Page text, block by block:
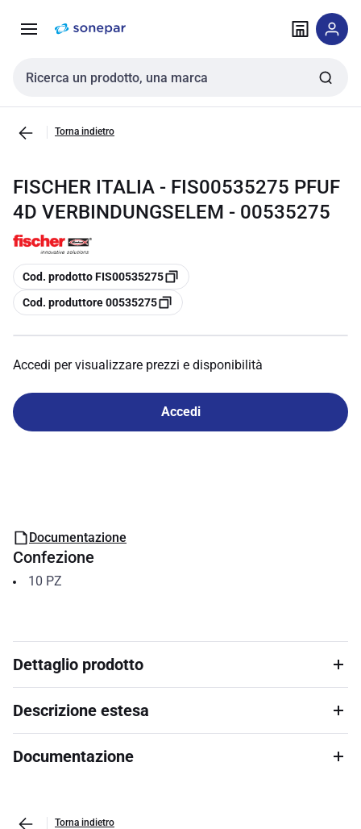
navigazione alla
Cerca input
Torna indietro
FISCHER ITALIA - FIS00535275 PFUF
4D VERBINDUNGSELEM - 00535275
copia
Cod. prodotto FIS00535275
copia
Cod. produttore 00535275
Accedi per visualizzare prezzi e disponibilità
Accedi
Documentazione
Confezione
10 PZ
Dettaglio prodotto
Descrizione estesa
Documentazione
Torna indietro